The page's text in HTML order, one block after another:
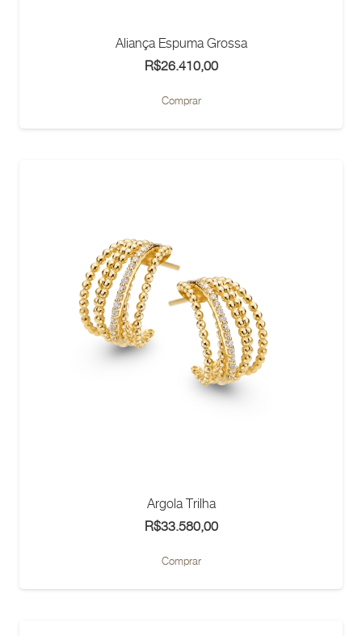
Aliança Espuma Grossa
R$26.410,00
Comprar
ser
escolhidas
na
página
do
produto
Argola Trilha
R$33.580,00
Comprar